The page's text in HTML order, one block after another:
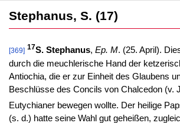
Stephanus, S. (17)
[369] 17S. Stephanus, Ep. M. (25. April).
durch die meuchlerische Hand der
Antiochia, die er zur Einheit des Glaubens
Beschlüsse des Concils von Chalcedon (v.
Eutychianer bewegen wollte. Der heilige
(s. d.) hatte seine Wahl gut geheißen,